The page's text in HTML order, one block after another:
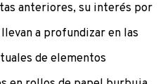
anteriores, su interés por
a profundizar en las
de elementos